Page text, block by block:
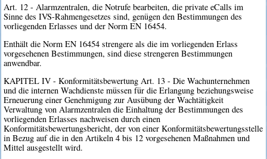
Art. 12 - Alarmzentralen, die Notrufe bearbeiten, die private eCalls im
Sinne des IVS-Rahmengesetzes sind, genügen den Bestimmungen des
vorliegenden Erlasses und der Norm EN 16454.
Enthält die Norm EN 16454 strengere als die im vorliegenden Erlass
vorgesehenen Bestimmungen, sind diese strengeren Bestimmungen
anwendbar.
KAPITEL IV - Konformitätsbewertung Art. 13 - Die Wachunternehmen
und die internen Wachdienste müssen für die Erlangung beziehungsweise
Erneuerung einer Genehmigung zur Ausübung der Wachtätigkeit
Verwaltung von Alarmzentralen die Einhaltung der Bestimmungen des
vorliegenden Erlasses nachweisen durch einen
Konformitätsbewertungsbericht, der von einer Konformitätsbewertungsstelle
in Bezug auf die in den Artikeln 4 bis 12 vorgesehenen Maßnahmen und
Mittel ausgestellt wird.